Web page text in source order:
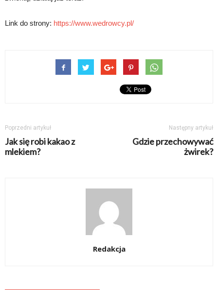
Link do strony: https://www.wedrowcy.pl/
Poprzedni artykuł
Jak się robi kakao z
mlekiem?
Następny artykuł
Gdzie przechowywać
żwirek?
Redakcja